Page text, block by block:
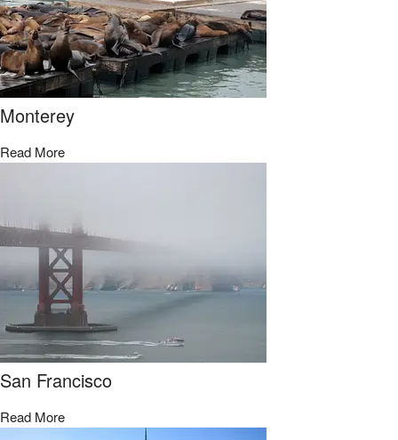
Monterey
Read More
San Francisco
Read More